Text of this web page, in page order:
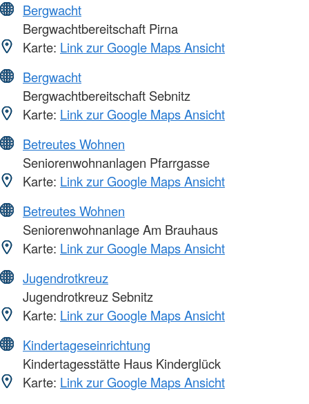
Bergwacht
Bergwachtbereitschaft Pirna
Karte: Link zur Google Maps Ansicht
Bergwacht
Bergwachtbereitschaft Sebnitz
Karte: Link zur Google Maps Ansicht
Betreutes Wohnen
Seniorenwohnanlagen Pfarrgasse
Karte: Link zur Google Maps Ansicht
Betreutes Wohnen
Seniorenwohnanlage Am Brauhaus
Karte: Link zur Google Maps Ansicht
Jugendrotkreuz
Jugendrotkreuz Sebnitz
Karte: Link zur Google Maps Ansicht
Kindertageseinrichtung
Kindertagesstätte Haus Kinderglück
Karte: Link zur Google Maps Ansicht